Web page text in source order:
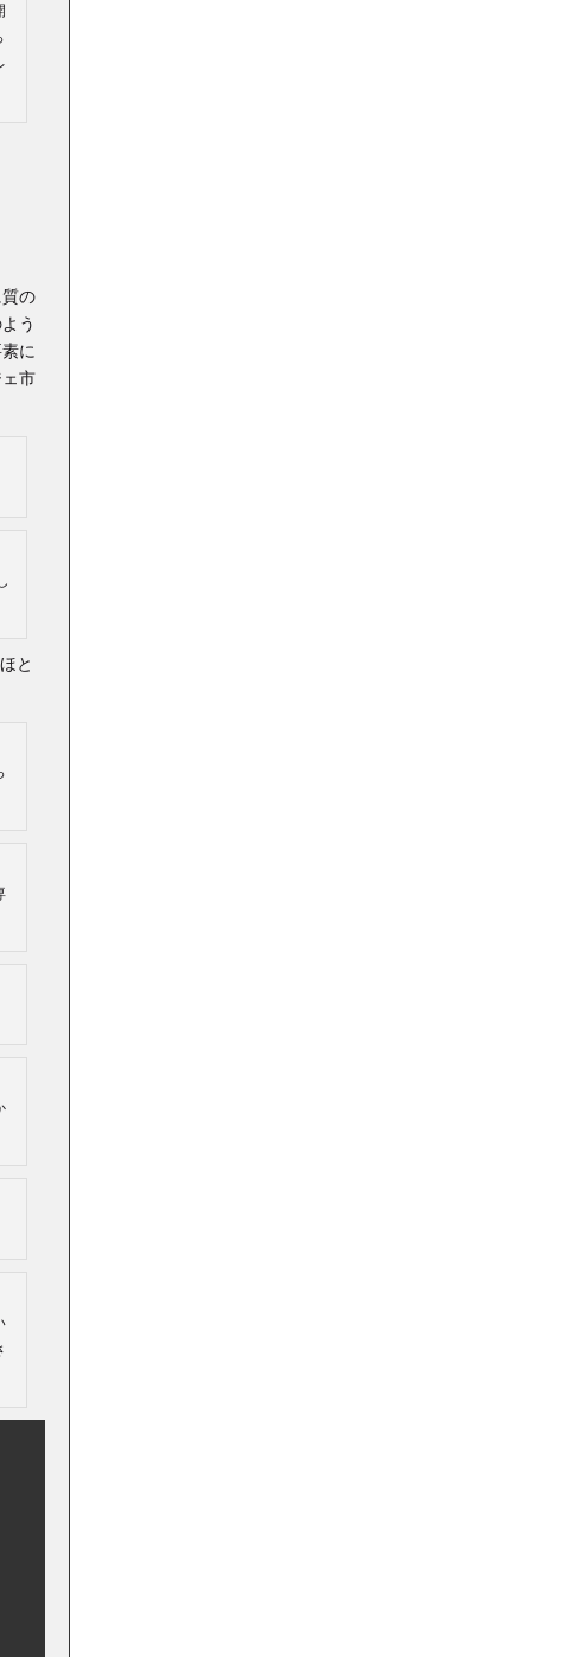
の
う
に
市
と